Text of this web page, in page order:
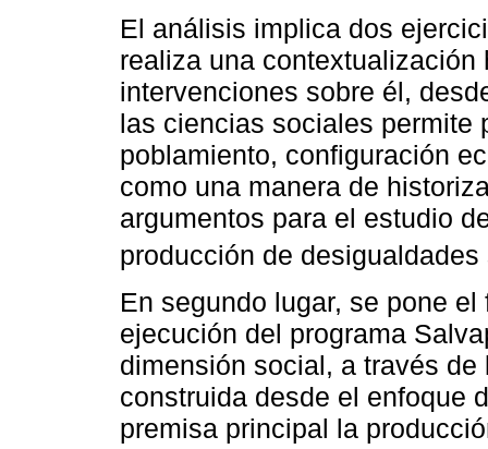
El análisis implica dos
realiza una
intervenciones sobre él,
las ciencias sociales permite
poblamiento, configuración
como una manera de
argumentos para el estudio
producción de
En segundo lugar, se pone
ejecución del programa
dimensión social, a través
construida desde el enfoque
premisa principal la